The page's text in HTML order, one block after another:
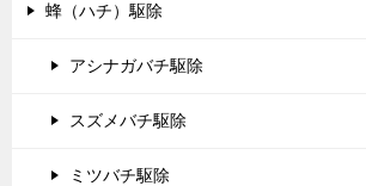
蜂（ハチ）駆除
アシナガバチ駆除
スズメバチ駆除
ミツバチ駆除